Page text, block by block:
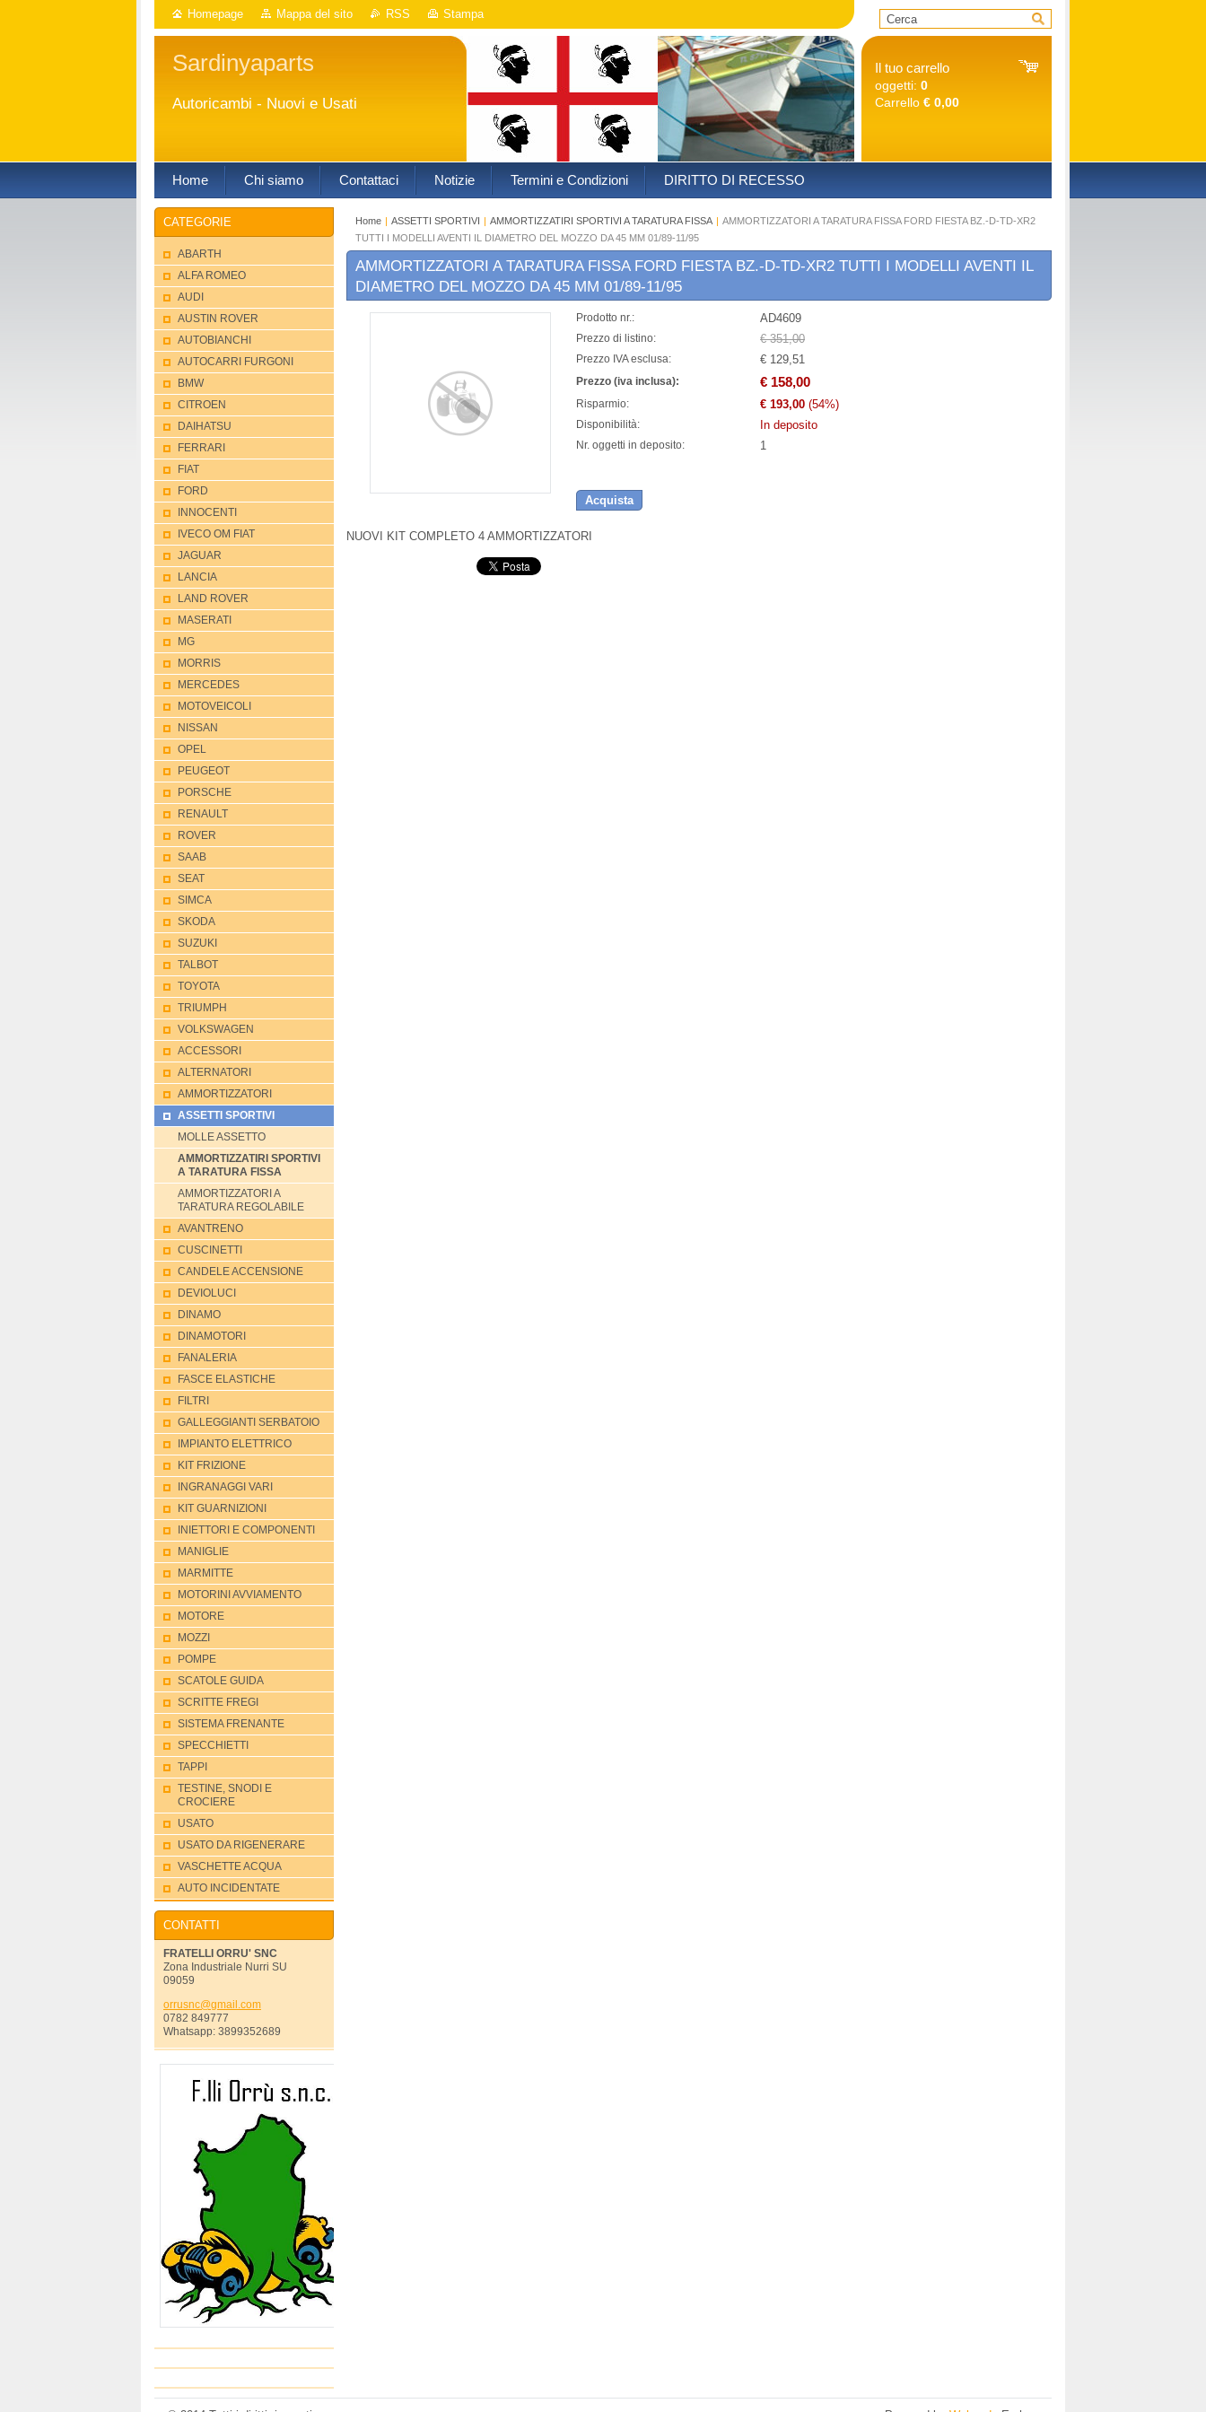
Homepage Mappa del sito RSS Stampa
Sardinyaparts
Autoricambi - Nuovi e Usati
Il tuo carrello
oggetti: 0
Carrello € 0,00
Home Chi siamo Contattaci Notizie Termini e Condizioni DIRITTO DI RECESSO
Home | ASSETTI SPORTIVI | AMMORTIZZATIRI SPORTIVI A TARATURA FISSA | AMMORTIZZATORI A TARATURA FISSA FORD FIESTA BZ.-D-TD-XR2
TUTTI I MODELLI AVENTI IL DIAMETRO DEL MOZZO DA 45 MM 01/89-11/95
AMMORTIZZATORI A TARATURA FISSA FORD FIESTA BZ.-D-TD-XR2 TUTTI I MODELLI AVENTI IL
DIAMETRO DEL MOZZO DA 45 MM 01/89-11/95
Prodotto nr.: AD4609
Prezzo di listino: € 351,00
Prezzo IVA esclusa: € 129,51
Prezzo (iva inclusa): € 158,00
Risparmio: € 193,00 (54%)
Disponibilità: In deposito
Nr. oggetti in deposito: 1
Acquista
NUOVI KIT COMPLETO 4 AMMORTIZZATORI
CATEGORIE
ABARTH
ALFA ROMEO
AUDI
AUSTIN ROVER
AUTOBIANCHI
AUTOCARRI FURGONI
BMW
CITROEN
DAIHATSU
FERRARI
FIAT
FORD
INNOCENTI
IVECO OM FIAT
JAGUAR
LANCIA
LAND ROVER
MASERATI
MG
MORRIS
MERCEDES
MOTOVEICOLI
NISSAN
OPEL
PEUGEOT
PORSCHE
RENAULT
ROVER
SAAB
SEAT
SIMCA
SKODA
SUZUKI
TALBOT
TOYOTA
TRIUMPH
VOLKSWAGEN
ACCESSORI
ALTERNATORI
AMMORTIZZATORI
ASSETTI SPORTIVI
MOLLE ASSETTO
AMMORTIZZATIRI SPORTIVI
A TARATURA FISSA
AMMORTIZZATORI A
TARATURA REGOLABILE
AVANTRENO
CUSCINETTI
CANDELE ACCENSIONE
DEVIOLUCI
DINAMO
DINAMOTORI
FANALERIA
FASCE ELASTICHE
FILTRI
GALLEGGIANTI SERBATOIO
IMPIANTO ELETTRICO
KIT FRIZIONE
INGRANAGGI VARI
KIT GUARNIZIONI
INIETTORI E COMPONENTI
MANIGLIE
MARMITTE
MOTORINI AVVIAMENTO
MOTORE
MOZZI
POMPE
SCATOLE GUIDA
SCRITTE FREGI
SISTEMA FRENANTE
SPECCHIETTI
TAPPI
TESTINE, SNODI E
CROCIERE
USATO
USATO DA RIGENERARE
VASCHETTE ACQUA
AUTO INCIDENTATE
CONTATTI
FRATELLI ORRU' SNC
Zona Industriale Nurri SU
09059
orrusnc@gmail.com
0782 849777
Whatsapp: 3899352689